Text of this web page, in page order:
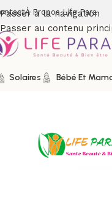
Passer à la navigation
Passer au contenu
À Propos Life Para
Solaires Bébé Et
/Boutique